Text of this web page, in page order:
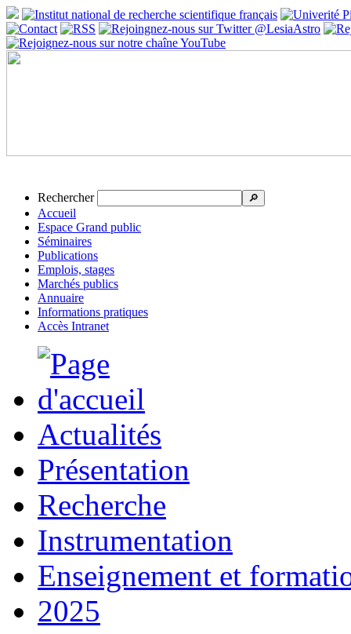
Rechercher 🔎
Accueil
Espace Grand public
Séminaires
Publications
Emplois, stages
Marchés publics
Annuaire
Informations pratiques
Accès Intranet
Actualités
Présentation
Recherche
Instrumentation
Enseignement et
2025